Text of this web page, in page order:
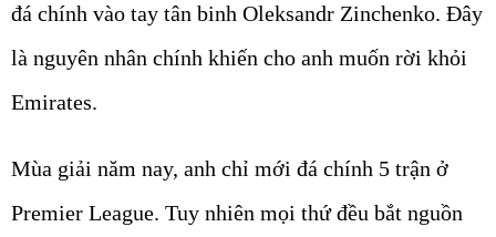
đá chính vào tay tân binh Oleksandr Zinchenko. Đây
là nguyên nhân chính khiến cho anh muốn rời khỏi
Emirates.
Mùa giải năm nay, anh chỉ mới đá chính 5 trận ở
Premier League. Tuy nhiên mọi thứ đều bắt nguồn